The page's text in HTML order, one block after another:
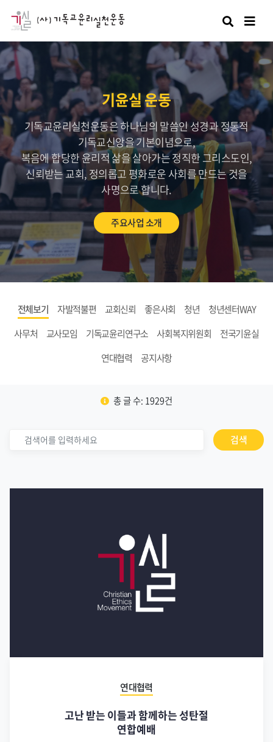
검색
기윤실 운동
기독교윤리실천운동은 하나님의 말씀인 성경과 정통적
기독교신앙을 기본이념으로,
복음에 합당한 윤리적 삶을 살아가는 정직한 그리스도인,
신뢰받는 교회, 정의롭고 평화로운 사회를 만드는 것을
사명으로 합니다.
주요사업 소개
전체보기 자발적불편 교회신뢰 좋은사회 청년
청년센터WAY
사무처
교사모임 기독교윤리연구소 사회복지위원회
전국기윤실
연대협력
공지사항
총 글 수: 1929건
검색
연대협력
고난 받는 이들과 함께하는 성탄절
연합예배